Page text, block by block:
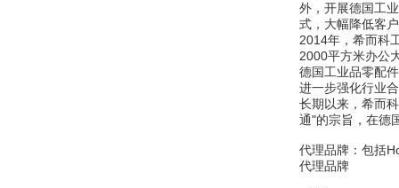
外，开展德国工
式，大幅降低客
2014年，希而科
2000平方米办公
德国工业品零配
进一步强化行业
长期以来，希而
通"的宗旨，在德
代理品牌：包括
代理品牌